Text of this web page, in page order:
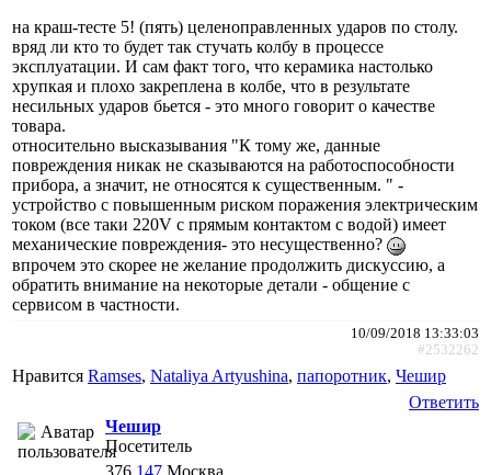
на краш-тесте 5! (пять) целеноправленных ударов по столу.
вряд ли кто то будет так стучать колбу в процессе
эксплуатации. И сам факт того, что керамика настолько
хрупкая и плохо закреплена в колбе, что в результате
несильных ударов бьется - это много говорит о качестве
товара.
относительно высказывания "К тому же, данные
повреждения никак не сказываются на работоспособности
прибора, а значит, не относятся к существенным. " -
устройство с повышенным риском поражения электрическим
током (все таки 220V с прямым контактом с водой) имеет
механические повреждения- это несущественно?
впрочем это скорее не желание продолжить дискуссию, а
обратить внимание на некоторые детали - общение с
сервисом в частности.
10/09/2018 13:33:03
#2532262
Нравится Ramses, Nataliya Artyushina, папоротник, Чешир
Ответить
Чешир
Посетитель
376 147 Москва